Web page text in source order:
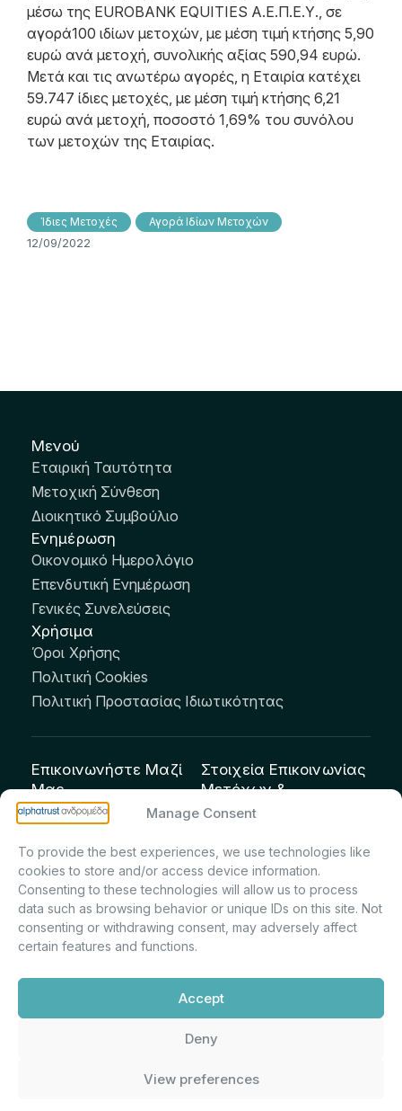
Manage Consent
To provide the best experiences, we use technologies like
cookies to store and/or access device information.
Consenting to these technologies will allow us to process
data such as browsing behavior or unique IDs on this site. Not
consenting or withdrawing consent, may adversely affect
certain features and functions.
Accept
Deny
View preferences
μέσω της EUROBANK EQUITIES Α.Ε.Π.Ε.Υ., σε
αγορά100 ιδίων μετοχών, με μέση τιμή κτήσης 5,90
ευρώ ανά μετοχή, συνολικής αξίας 590,94 ευρώ.
Μετά και τις ανωτέρω αγορές, η Εταιρία κατέχει
59.747 ίδιες μετοχές, με μέση τιμή κτήσης 6,21
ευρώ ανά μετοχή, ποσοστό 1,69% του συνόλου
των μετοχών της Εταιρίας.
Ίδιες Μετοχές Αγορά Ιδίων Μετοχών
12/09/2022
Μενού
Εταιρική Ταυτότητα
Μετοχική Σύνθεση
Διοικητικό Συμβούλιο
Ενημέρωση
Οικονομικό Ημερολόγιο
Επενδυτική Ενημέρωση
Γενικές Συνελεύσεις
Χρήσιμα
Όροι Χρήσης
Πολιτική Cookies
Πολιτική Προστασίας Ιδιωτικότητας
Επικοινωνήστε Μαζί
Μας
info@andromeda.eu
Οδός Αριστείδου 1,
Κηφισιά Τ.Κ. 14561
Στοιχεία Επικοινωνίας
Μετόχων &
Επενδυτών:
Πρίντσιου – Corporate
Secretary & Investor
Relations – Τμήμα
Μετοχολογίου –
Ανακοινώσεων
m.printsiou@andromeda.eu